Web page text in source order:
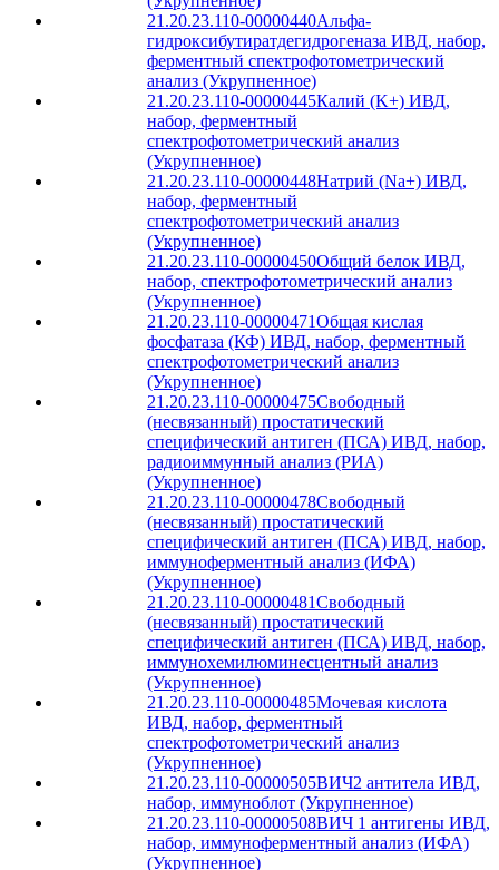
21.20.23.110-00000440Альфа-
гидроксибутиратдегидрогеназа ИВД, набор,
ферментный спектрофотометрический
анализ (Укрупненное)
21.20.23.110-00000445Калий (K+) ИВД,
набор, ферментный
спектрофотометрический анализ
(Укрупненное)
21.20.23.110-00000448Натрий (Na+) ИВД,
набор, ферментный
спектрофотометрический анализ
(Укрупненное)
21.20.23.110-00000450Общий белок ИВД,
набор, спектрофотометрический анализ
(Укрупненное)
21.20.23.110-00000471Общая кислая
фосфатаза (КФ) ИВД, набор, ферментный
спектрофотометрический анализ
(Укрупненное)
21.20.23.110-00000475Свободный
(несвязанный) простатический
специфический антиген (ПСА) ИВД, набор,
радиоиммунный анализ (РИА)
(Укрупненное)
21.20.23.110-00000478Свободный
(несвязанный) простатический
специфический антиген (ПСА) ИВД, набор,
иммуноферментный анализ (ИФА)
(Укрупненное)
21.20.23.110-00000481Свободный
(несвязанный) простатический
специфический антиген (ПСА) ИВД, набор,
иммунохемилюминесцентный анализ
(Укрупненное)
21.20.23.110-00000485Мочевая кислота
ИВД, набор, ферментный
спектрофотометрический анализ
(Укрупненное)
21.20.23.110-00000505ВИЧ2 антитела ИВД,
набор, иммуноблот (Укрупненное)
21.20.23.110-00000508ВИЧ 1 антигены ИВД,
набор, иммуноферментный анализ (ИФА)
(Укрупненное)